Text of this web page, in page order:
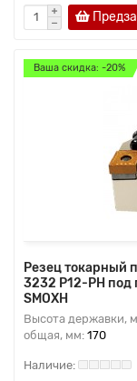
Ваша скидка: -20%
Резец токарный
3232 P12-PH под
SMOXH
Высота державки,
общая, мм: 170